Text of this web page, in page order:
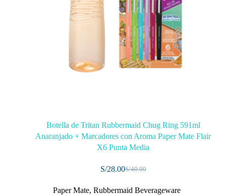
Botella de Tritan Rubbermaid Chug Ring 591ml
Anaranjado + Marcadores con Aroma Paper Mate Flair
X6 Punta Media
S/40.00
S/28.00
Paper Mate, Rubbermaid Beverageware